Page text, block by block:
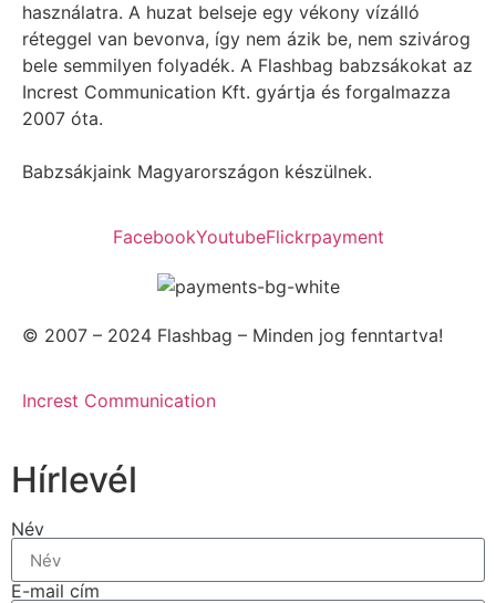
használatra. A huzat belseje egy vékony vízálló
réteggel van bevonva, így nem ázik be, nem szivárog
bele semmilyen folyadék. A Flashbag babzsákokat az
Increst Communication Kft. gyártja és forgalmazza
2007 óta.
Babzsákjaink Magyarországon készülnek.
FacebookYoutubeFlickrpayment
© 2007 – 2024 Flashbag – Minden jog fenntartva!
Increst Communication
Hírlevél
Név
E-mail cím